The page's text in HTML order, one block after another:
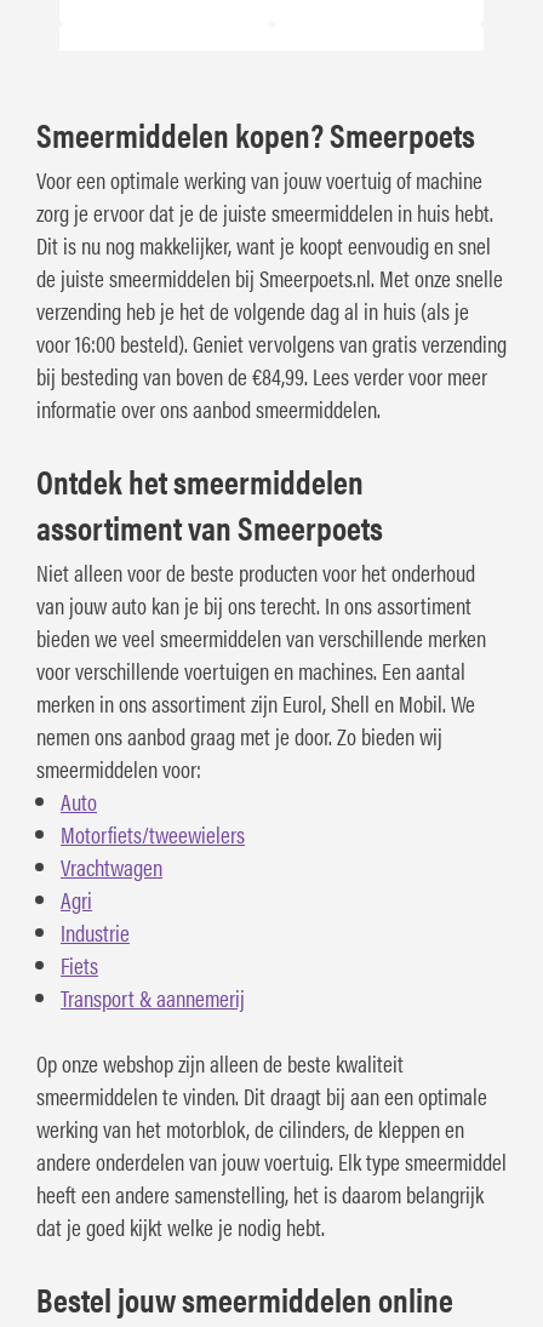
Transport & Aannemerij
Smeermiddelen kopen? Smeerpoets
Voor een optimale werking van jouw voertuig of machine
zorg je ervoor dat je de juiste smeermiddelen in huis hebt.
Dit is nu nog makkelijker, want je koopt eenvoudig en snel
de juiste smeermiddelen bij Smeerpoets.nl. Met onze snelle
verzending heb je het de volgende dag al in huis (als je
voor 16:00 besteld). Geniet vervolgens van gratis verzending
bij besteding van boven de €84,99. Lees verder voor meer
informatie over ons aanbod smeermiddelen.
Ontdek het smeermiddelen
assortiment van Smeerpoets
Niet alleen voor de beste producten voor het onderhoud
van jouw auto kan je bij ons terecht. In ons assortiment
bieden we veel smeermiddelen van verschillende merken
voor verschillende voertuigen en machines. Een aantal
merken in ons assortiment zijn Eurol, Shell en Mobil. We
nemen ons aanbod graag met je door. Zo bieden wij
smeermiddelen voor:
Auto
Motorfiets/tweewielers
Vrachtwagen
Agri
Industrie
Fiets
Transport & aannemerij
Op onze webshop zijn alleen de beste kwaliteit
smeermiddelen te vinden. Dit draagt bij aan een optimale
werking van het motorblok, de cilinders, de kleppen en
andere onderdelen van jouw voertuig. Elk type smeermiddel
heeft een andere samenstelling, het is daarom belangrijk
dat je goed kijkt welke je nodig hebt.
Bestel jouw smeermiddelen online